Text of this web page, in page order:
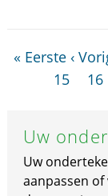
« Eerste ‹
15
16
Uw
Uw
aanpassen